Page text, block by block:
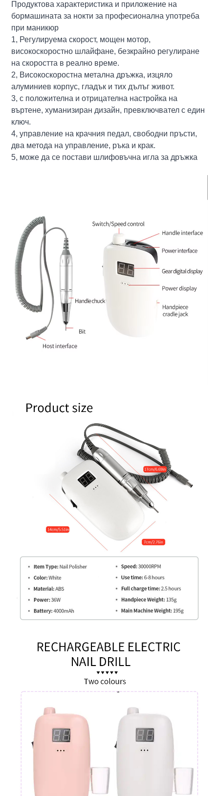
Продуктова характеристика и приложение на
бормашината за нокти за професионална употреба
при маникюр
1, Регулируема скорост, мощен мотор,
високоскоростно шлайфане, безкрайно регулиране
на скоростта в реално време.
2, Високоскоростна метална дръжка, изцяло
алуминиев корпус, гладък и тих дълъг живот.
3, с положителна и отрицателна настройка на
въртене, хуманизиран дизайн, превключвател с един
ключ.
4, управление на крачния педал, свободни пръсти,
два метода на управление, ръка и крак.
5, може да се постави шлифовъчна игла за дръжка